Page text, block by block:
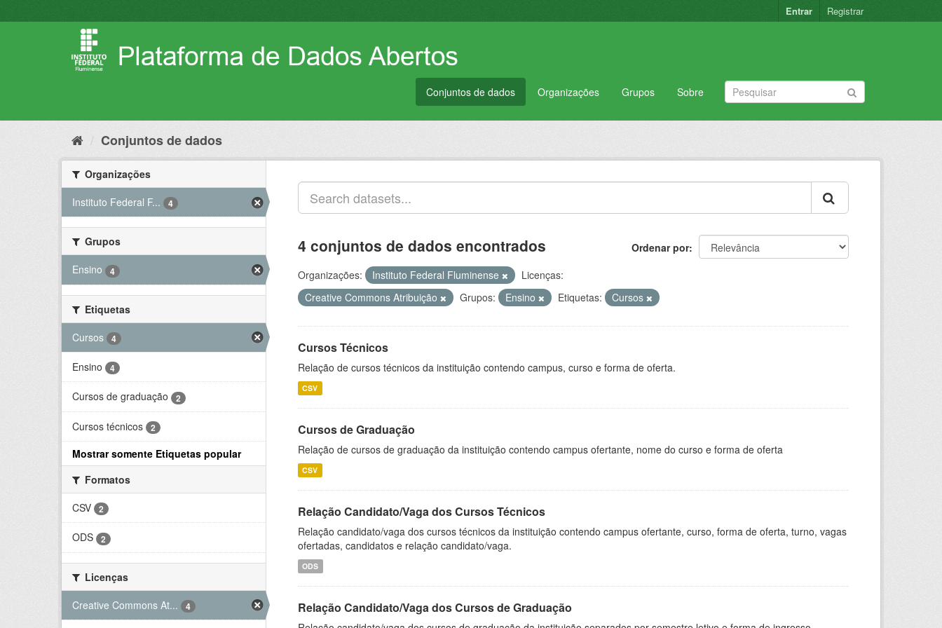
para
Entrar Registrar
Conjuntos de dados Organizações Grupos Sobre
Conjuntos de dados
Organizações
Instituto Federal F...
4
Grupos
Ensino
4
Etiquetas
Cursos
4
Ensino 4
Cursos de graduação 2
Cursos técnicos 2
Mostrar somente Etiquetas popular
Formatos
CSV
2
ODS 2
Licenças
Creative Commons At...
4
Ordenar por
4 conjuntos de dados encontrados
Organizações: Instituto Federal Fluminense
Licenças:
Creative Commons Atribuição
Grupos: Ensino Etiquetas: Cursos
Cursos Técnicos
Relação de cursos técnicos da instituição contendo campus, curso e forma de oferta.
CSV
Cursos de Graduação
Relação de cursos de graduação da instituição contendo campus ofertante, nome do curso e forma de oferta
CSV
Relação Candidato/Vaga dos Cursos Técnicos
Relação candidato/vaga dos cursos técnicos da instituição contendo campus ofertante, curso, forma de oferta, turno, vagas
ofertadas, candidatos e relação candidato/vaga.
ODS
Relação Candidato/Vaga dos Cursos de Graduação